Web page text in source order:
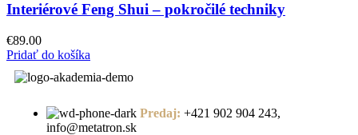
Interiérové Feng Shui – pokročilé techniky
€89.00
Pridať do košíka
Predaj: +421 902 904 243,
info@metatron.sk